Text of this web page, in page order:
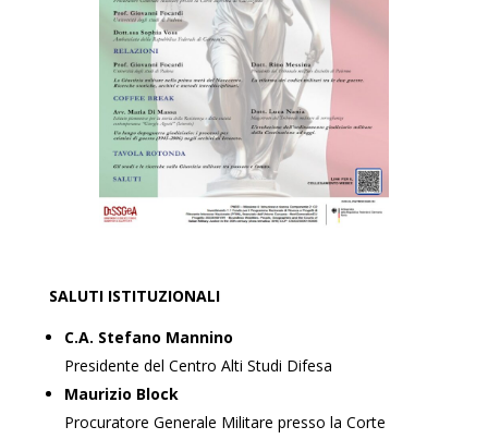
SALUTI ISTITUZIONALI
C.A. Stefano Mannino
Presidente del Centro Alti Studi Difesa
Maurizio Block
Procuratore Generale Militare presso la Corte